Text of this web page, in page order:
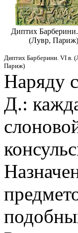
Диптих
(Лувр, Париж)
Диптих Барберини. VI в.
Париж)
Наряду
Д.: